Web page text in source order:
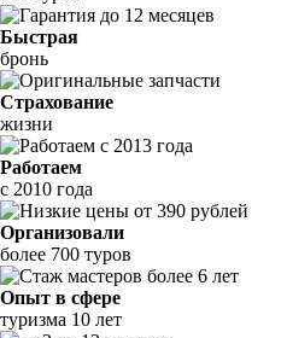
Быстрая
бронь
Страхование
жизни
Работаем
с 2010 года
Организовали
более 700 туров
Опыт в сфере
туризма 10 лет